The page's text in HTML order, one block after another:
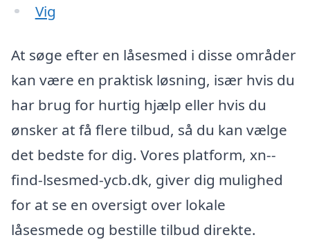
Vig
At søge efter en låsesmed i disse områder
kan være en praktisk løsning, især hvis du
har brug for hurtig hjælp eller hvis du
ønsker at få flere tilbud, så du kan vælge
det bedste for dig. Vores platform, xn--
find-lsesmed-ycb.dk, giver dig mulighed
for at se en oversigt over lokale
låsesmede og bestille tilbud direkte.